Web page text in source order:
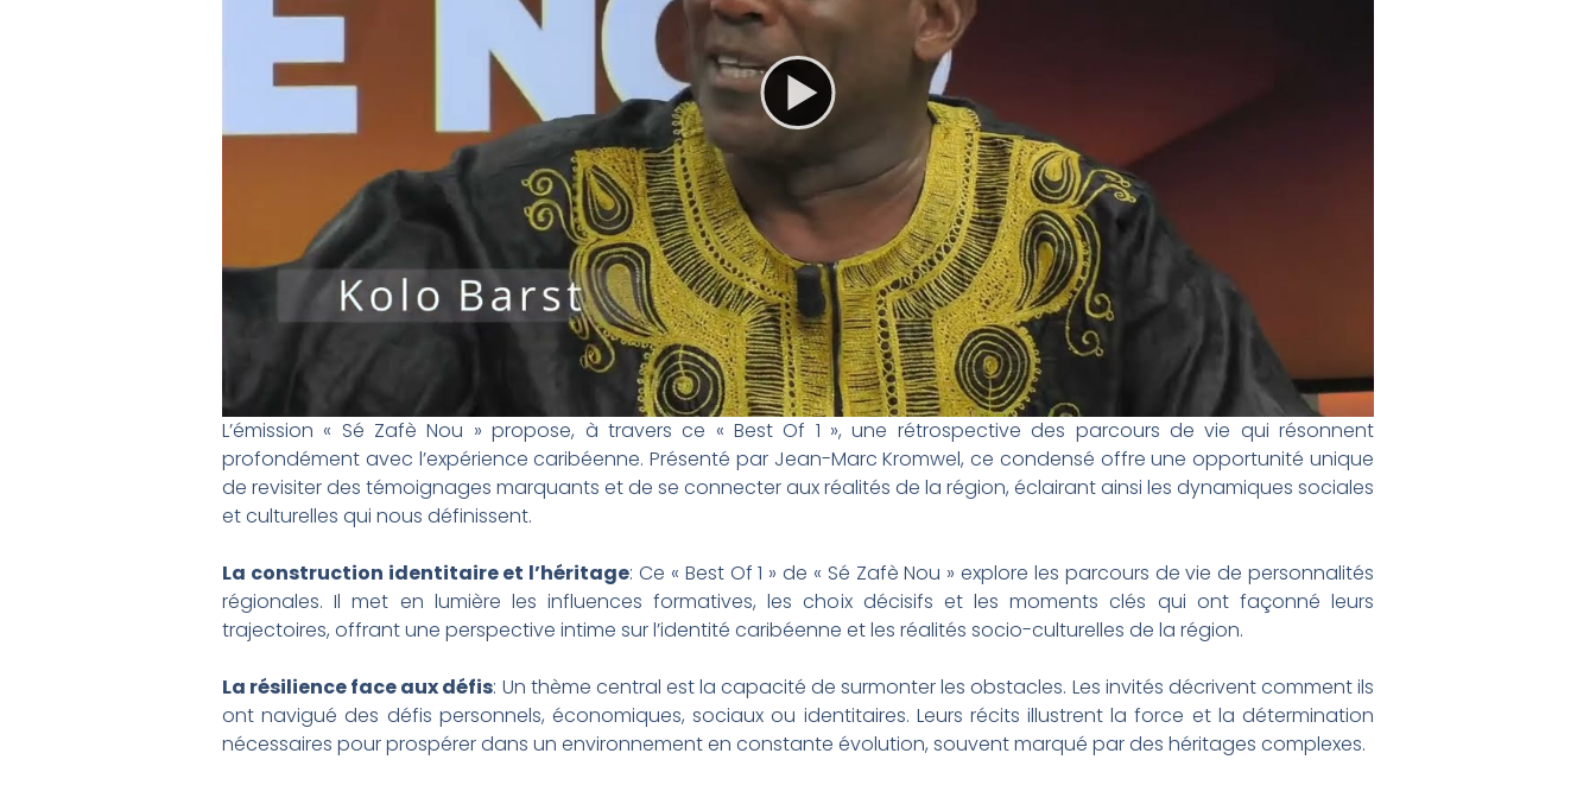
L’émission « Sé Zafè Nou » propose, à travers ce « Best Of 1 », une rétrospective des parcours de vie qui résonnent
profondément avec l’expérience caribéenne. Présenté par Jean-Marc Kromwel, ce condensé offre une opportunité unique
de revisiter des témoignages marquants et de se connecter aux réalités de la région, éclairant ainsi les dynamiques sociales
et culturelles qui nous définissent.
La construction identitaire et l’héritage: Ce « Best Of 1 » de « Sé Zafè Nou » explore les parcours de vie de personnalités
régionales. Il met en lumière les influences formatives, les choix décisifs et les moments clés qui ont façonné leurs
trajectoires, offrant une perspective intime sur l’identité caribéenne et les réalités socio-culturelles de la région.
La résilience face aux défis: Un thème central est la capacité de surmonter les obstacles. Les invités décrivent comment ils
ont navigué des défis personnels, économiques, sociaux ou identitaires. Leurs récits illustrent la force et la détermination
nécessaires pour prospérer dans un environnement en constante évolution, souvent marqué par des héritages complexes.